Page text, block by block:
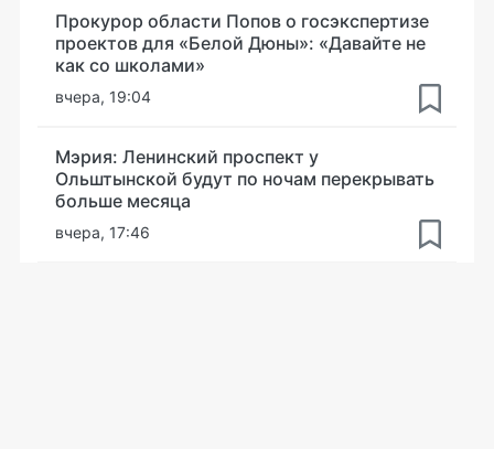
Прокурор области Попов о госэкспертизе
проектов для «Белой Дюны»: «Давайте не
как со школами»
вчера, 19:04
Мэрия: Ленинский проспект у
Ольштынской будут по ночам перекрывать
больше месяца
вчера, 17:46